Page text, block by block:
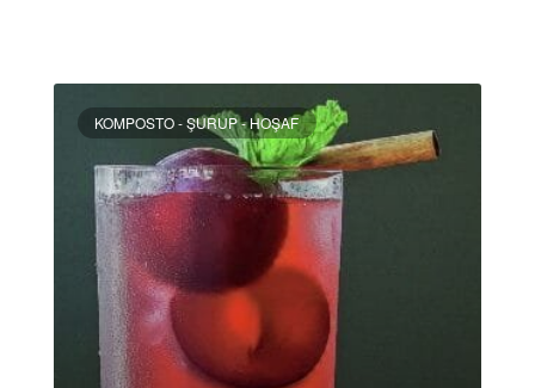
KOMPOSTO - ŞURUP - HOŞAF